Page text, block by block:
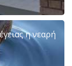
η νεαρή